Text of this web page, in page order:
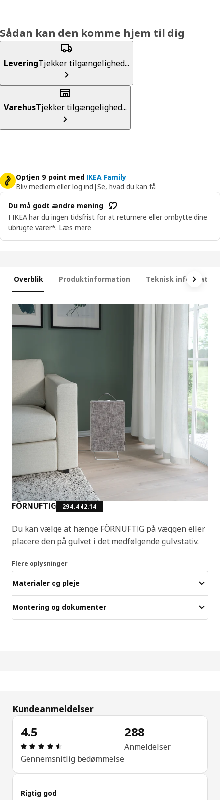
Sådan kan den komme hjem til dig
LeveringTjekker tilgængelighed...
VarehusTjekker tilgængelighed...
Optjen 9 point med IKEA Family
Bliv medlem eller log ind |Se, hvad du kan få
Du må godt ændre mening
I IKEA har du ingen tidsfrist for at returnere eller ombytte dine
ubrugte varer*. Læs mere
Overblik Produktinformation Teknisk information
FÖRNUFTIG 294.442.14
Du kan vælge at hænge FÖRNUFTIG på væggen eller
placere den på gulvet i det medfølgende gulvstativ.
Flere oplysninger
Materialer og pleje
Montering og dokumenter
Kundeanmeldelser
4.5
Anmeldelse: 4.5 Ud af 5 Stjerner. Anmeldelser i
Gennemsnitlig bedømmelse
288
Anmeldelser
Rigtig god